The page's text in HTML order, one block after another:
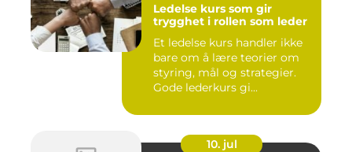
Ledelse kurs som gir
trygghet i rollen som leder
Et ledelse kurs handler ikke
bare om å lære teorier om
styring, mål og strategier.
Gode lederkurs gi...
10. jul